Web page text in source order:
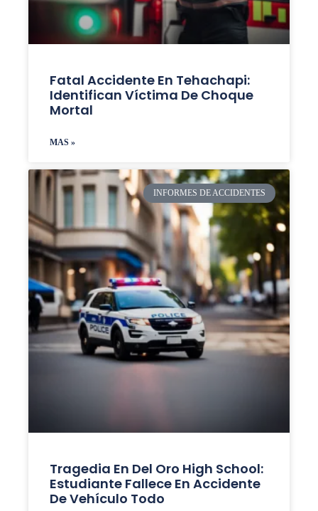
Fatal Accidente En Tehachapi:
Identifican Víctima De Choque
Mortal
MAS »
INFORMES DE ACCIDENTES
Tragedia En Del Oro High School:
Estudiante Fallece En Accidente
De Vehículo Todo